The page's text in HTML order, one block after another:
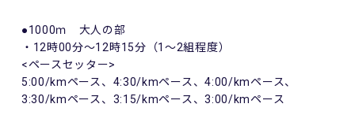
●1000ｍ 大人の部
・12時00分～12時15分（1～2組程度）
<ペースセッター>
5:00/kmペース、4:30/kmペース、4:00/kmペース、
3:30/kmペース、3:15/kmペース、3:00/kmペース